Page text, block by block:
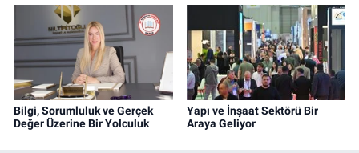
Bilgi, Sorumluluk ve Gerçek
Değer Üzerine Bir Yolculuk
Yapı ve İnşaat Sektörü Bir
Araya Geliyor